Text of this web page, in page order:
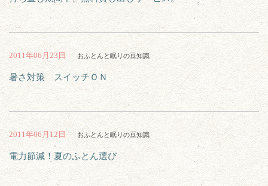
2011年06月23日 おふとんと眠りの豆知識
暑さ対策 スイッチＯＮ
2011年06月12日 おふとんと眠りの豆知識
電力節減！夏のふとん選び